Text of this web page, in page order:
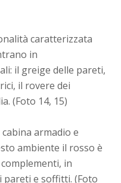
caratterizzata
in
il greige delle pareti,
il rovere dei
(Foto 14, 15)
armadio e
ambiente il rosso è
in
pareti e soffitti. (Foto